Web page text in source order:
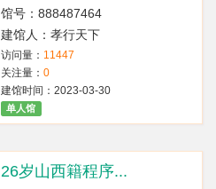
馆号：888487464
建馆人：孝行天下
访问量： 11447
关注量： 0
建馆时间：2023-03-30
单人馆
26岁山西籍程序...